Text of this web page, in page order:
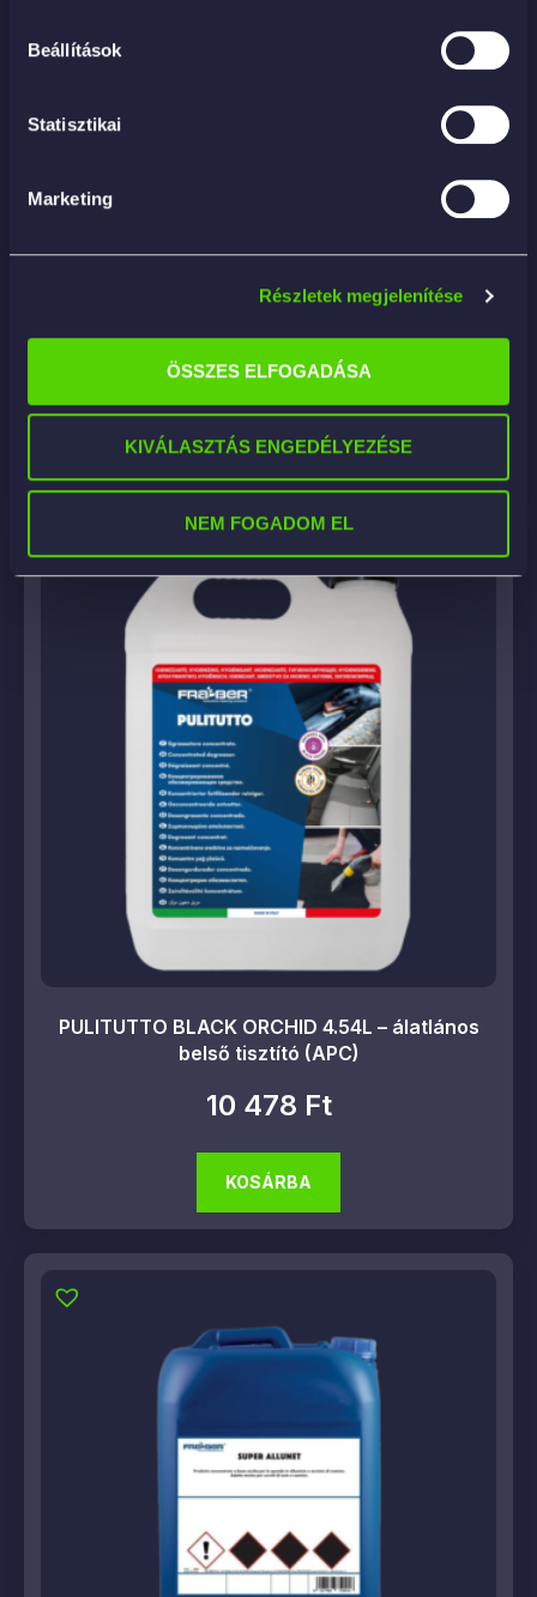
Beállítások
Statisztikai
Marketing
Részletek megjelenítése
ÖSSZES ELFOGADÁSA
KIVÁLASZTÁS ENGEDÉLYEZÉSE
NEM FOGADOM EL
ULTRA MICRON HD 54×48 – mikroszállal szőtt
3 810Ft
KOSÁRBA
PULITUTTO BLACK ORCHID 4.54L – álatlános
belső tisztító (APC)
10 478 Ft
KOSÁRBA